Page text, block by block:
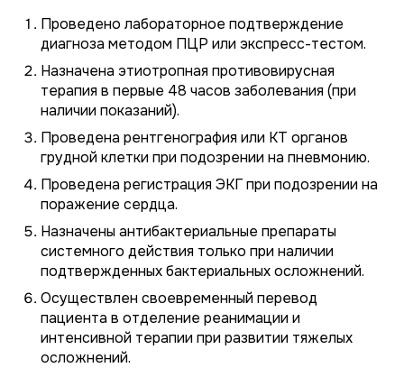
Проведено лабораторное подтверждение
диагноза методом ПЦР или экспресс-тестом.
Назначена этиотропная противовирусная
терапия в первые 48 часов заболевания (при
наличии показаний).
Проведена рентгенография или КТ органов
грудной клетки при подозрении на пневмонию.
Проведена регистрация ЭКГ при подозрении на
поражение сердца.
Назначены антибактериальные препараты
системного действия только при наличии
подтвержденных бактериальных осложнений.
Осуществлен своевременный перевод
пациента в отделение реанимации и
интенсивной терапии при развитии тяжелых
осложнений.